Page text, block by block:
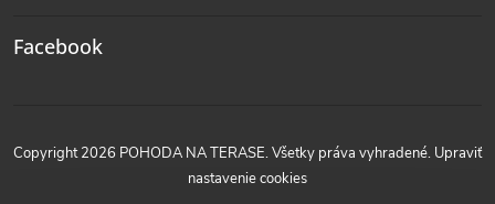
Facebook
Copyright 2026 POHODA NA TERASE. Všetky práva vyhradené. Upraviť
nastavenie cookies